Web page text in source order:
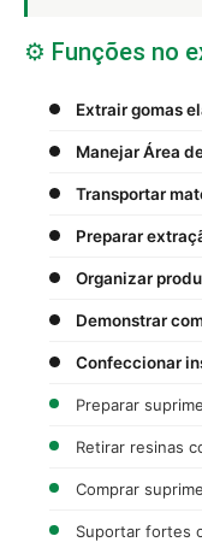
⚙️ Funções no
Extrair gomas
Manejar Área
Transportar
Preparar
Organizar
Demonstrar
Confeccionar
Preparar
Retirar resinas
Comprar
Suportar fortes